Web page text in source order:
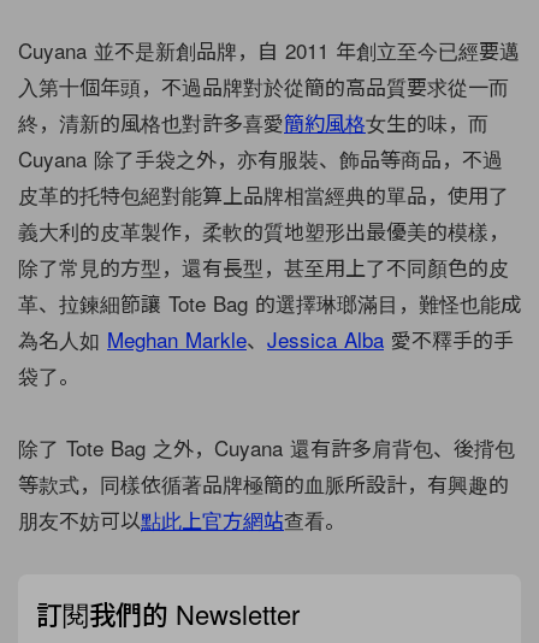
Cuyana 並不是新創品牌，自 2011 年創立至今已經要邁
入第十個年頭，不過品牌對於從簡的高品質要求從一而
終，清新的風格也對許多喜愛簡約風格女生的味，而
Cuyana 除了手袋之外，亦有服裝、飾品等商品，不過
皮革的托特包絕對能算上品牌相當經典的單品，使用了
義大利的皮革製作，柔軟的質地塑形出最優美的模樣，
除了常見的方型，還有長型，甚至用上了不同顏色的皮
革、拉鍊細節讓 Tote Bag 的選擇琳瑯滿目，難怪也能成
為名人如 Meghan Markle、 Jessica Alba 愛不釋手的手
袋了。
除了 Tote Bag 之外，Cuyana 還有許多肩背包、後揹包
等款式，同樣依循著品牌極簡的血脈所設計，有興趣的
朋友不妨可以點此上官方網站查看。
訂閱我們的 Newsletter